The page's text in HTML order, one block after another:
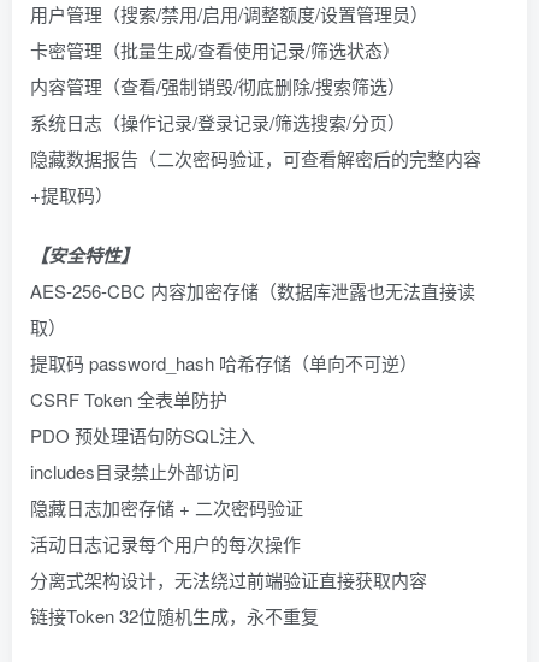
用户管理（搜索/禁用/启用/调整额度/设置管理员）
卡密管理（批量生成/查看使用记录/筛选状态）
内容管理（查看/强制销毁/彻底删除/搜索筛选）
系统日志（操作记录/登录记录/筛选搜索/分页）
隐藏数据报告（二次密码验证，可查看解密后的完整内容
+提取码）
【安全特性】
AES-256-CBC 内容加密存储（数据库泄露也无法直接读
取）
提取码 password_hash 哈希存储（单向不可逆）
CSRF Token 全表单防护
PDO 预处理语句防SQL注入
includes目录禁止外部访问
隐藏日志加密存储 + 二次密码验证
活动日志记录每个用户的每次操作
分离式架构设计，无法绕过前端验证直接获取内容
链接Token 32位随机生成，永不重复